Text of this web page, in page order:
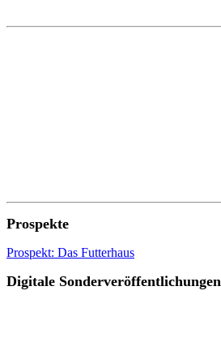
Prospekte
Prospekt: Das Futterhaus
Digitale Sonderveröffentlichungen